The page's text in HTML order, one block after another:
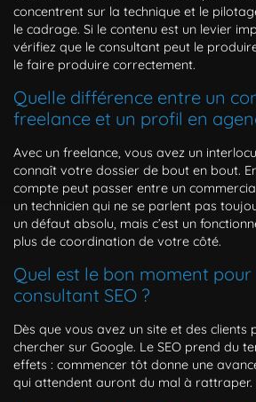
concentrent sur la technique et le
le cadrage. Si le contenu est un levier
vérifiez que le consultant peut le
le faire produire correctement.
Quelle différence entre un
freelance et un profil en
Avec un freelance, vous avez un
connaît votre dossier de bout en bout.
compte peut passer entre un
un technicien qui ne se parlent pas
un défaut absolu, mais c’est un
plus de coordination de votre côté.
Quel est le bon moment
consultant SEO ?
Dès que vous avez un site et des clients
chercher sur Google. Le SEO prend du
effets : commencer tôt donne une
qui attendent auront du mal à rattraper.